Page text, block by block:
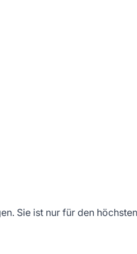
Sie ist nur für den